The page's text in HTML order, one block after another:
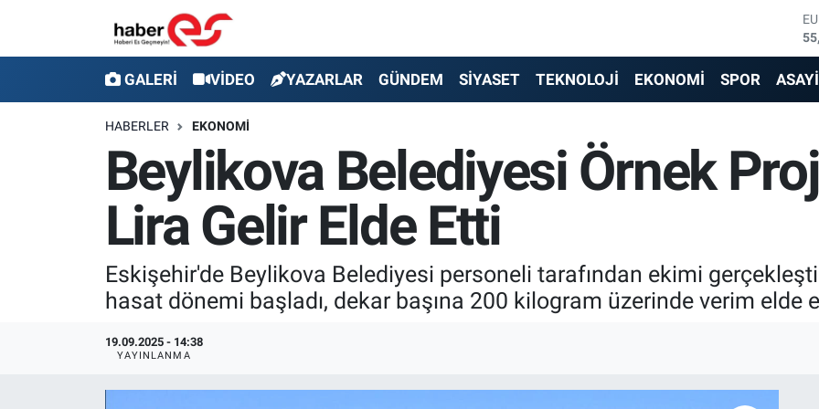
GALERİ VİDEO YAZARLAR GÜNDEM SİYASET TEKNOLOJİ EKONOMİ SPOR
HABERLER EKONOMİ
Beylikova Belediyesi Örnek
Lira Gelir Elde Etti
Eskişehir'de Beylikova Belediyesi personeli tarafından ekimi
hasat dönemi başladı, dekar başına 200 kilogram üzerinde verim elde
19.09.2025 - 14:38
YAYINLANMA
YAZARLAR
GÜNDEM
TEKNOLOJİ
EKONOMİ
Eskişehir Nöbetçi Eczaneler
Eskişehir Trafik Yoğunluk Haritası
Süper Lig Puan Durumu ve Fikstür
Son Dakika Haberleri
Haber Arşivi